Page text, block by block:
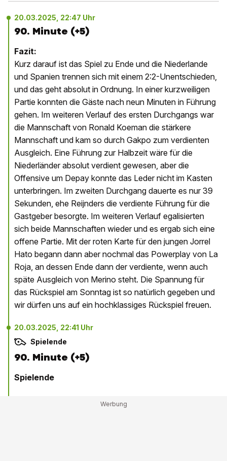
20.03.2025, 22:47 Uhr
90. Minute (+5)
Fazit:
Kurz darauf ist das Spiel zu Ende und die Niederlande
und Spanien trennen sich mit einem 2:2-Unentschieden,
und das geht absolut in Ordnung. In einer kurzweiligen
Partie konnten die Gäste nach neun Minuten in Führung
gehen. Im weiteren Verlauf des ersten Durchgangs war
die Mannschaft von Ronald Koeman die stärkere
Mannschaft und kam so durch Gakpo zum verdienten
Ausgleich. Eine Führung zur Halbzeit wäre für die
Niederländer absolut verdient gewesen, aber die
Offensive um Depay konnte das Leder nicht im Kasten
unterbringen. Im zweiten Durchgang dauerte es nur 39
Sekunden, ehe Reijnders die verdiente Führung für die
Gastgeber besorgte. Im weiteren Verlauf egalisierten
sich beide Mannschaften wieder und es ergab sich eine
offene Partie. Mit der roten Karte für den jungen Jorrel
Hato begann dann aber nochmal das Powerplay von La
Roja, an dessen Ende dann der verdiente, wenn auch
späte Ausgleich von Merino steht. Die Spannung für
das Rückspiel am Sonntag ist so natürlich gegeben und
wir dürfen uns auf ein hochklassiges Rückspiel freuen.
20.03.2025, 22:41 Uhr
Spielende
90. Minute (+5)
Spielende